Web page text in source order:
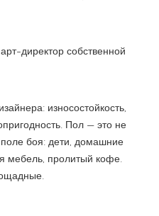
директор собственной
износостойкость,
Пол — это не
боя: дети, домашние
мебель, пролитый кофе.